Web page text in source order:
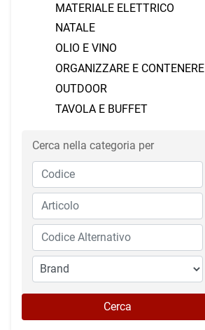
MATERIALE ELETTRICO
NATALE
OLIO E VINO
ORGANIZZARE E CONTENERE
OUTDOOR
TAVOLA E BUFFET
Cerca nella categoria per